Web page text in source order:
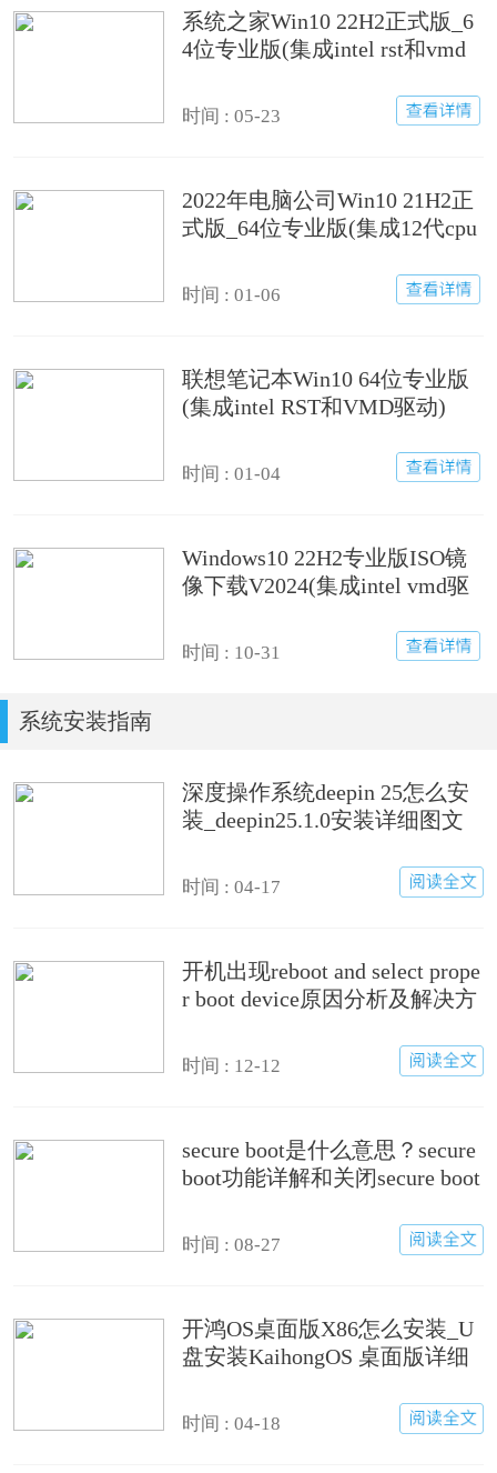
系统之家Win10 22H2正式版_6
4位专业版(集成intel rst和vmd
时间 : 05-23
2022年电脑公司Win10 21H2正
式版_64位专业版(集成12代cpu
时间 : 01-06
联想笔记本Win10 64位专业版
(集成intel RST和VMD驱动)
时间 : 01-04
Windows10 22H2专业版ISO镜
像下载V2024(集成intel vmd驱
时间 : 10-31
系统安装指南
深度操作系统deepin 25怎么安
装_deepin25.1.0安装详细图文
时间 : 04-17
开机出现reboot and select prope
r boot device原因分析及解决方
时间 : 12-12
secure boot是什么意思？secure
boot功能详解和关闭secure boot
时间 : 08-27
开鸿OS桌面版X86怎么安装_U
盘安装KaihongOS 桌面版详细
时间 : 04-18